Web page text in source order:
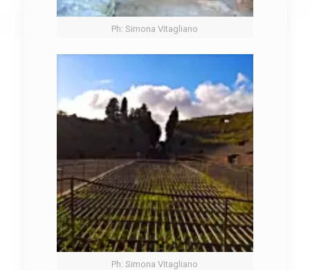
Ph: Simona Vitagliano
Ph: Simona Vitagliano